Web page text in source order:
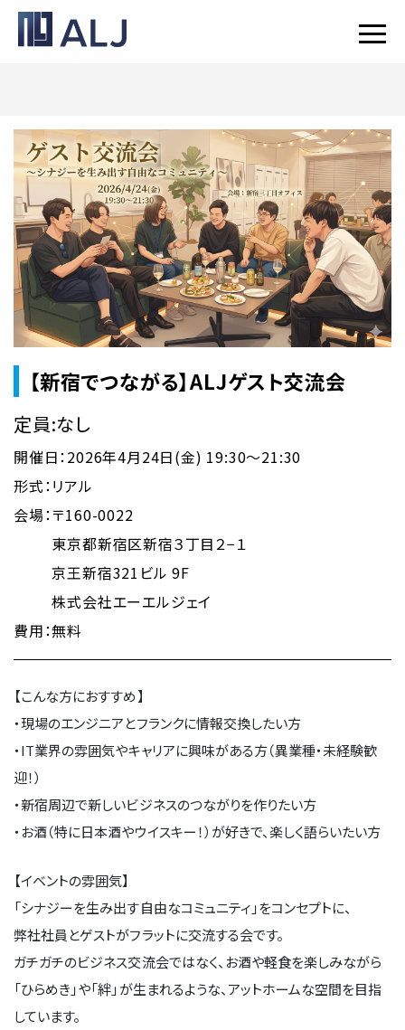
【新宿でつながる】ALJゲスト交流会
定員:なし
開催日：2026年4月24日(金) 19:30～21:30
形式：リアル
会場：〒160-0022
東京都新宿区新宿３丁目２−１
京王新宿321ビル 9F
株式会社エーエルジェイ
費用：無料
【こんな方におすすめ】
・現場のエンジニアとフランクに情報交換したい方
・IT業界の雰囲気やキャリアに興味がある方（異業種・未経験歓
迎！）
・新宿周辺で新しいビジネスのつながりを作りたい方
・お酒（特に日本酒やウイスキー！）が好きで、楽しく語らいたい方
【イベントの雰囲気】
「シナジーを生み出す自由なコミュニティ」をコンセプトに、
弊社社員とゲストがフラットに交流する会です。
ガチガチのビジネス交流会ではなく、お酒や軽食を楽しみながら
「ひらめき」や「絆」が生まれるような、アットホームな空間を目指
しています。